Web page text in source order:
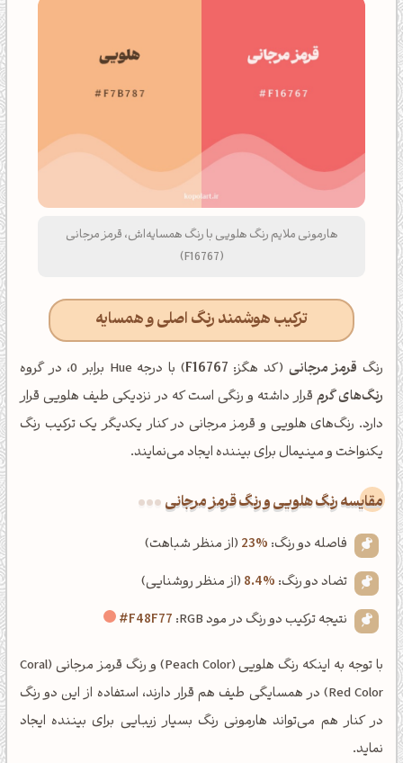
هارمونی ملایم رنگ هلویی با رنگ همسایه‌اش، قرمز مرجانی
(F16767)
ترکیب هوشمند رنگ اصلی و همسایه
رنگ قرمز مرجانی (کد هگز: F16767) با درجه Hue برابر 0، در گروه
رنگ‌های گرم قرار داشته و رنگی است که در نزدیکی طیف هلویی قرار
دارد. رنگ‌های هلویی و قرمز مرجانی در کنار یکدیگر یک ترکیب رنگ
یکنواخت و مینیمال برای بیننده ایجاد می‌نمایند.
‌مقایسه رنگ هلویی و رنگ قرمز مرجانی
فاصله دو رنگ: 23% (از منظر شباهت)
تضاد دو رنگ: 8.4% (از منظر روشنایی)
نتیجه ترکیب دو رنگ در مود RGB:
#F48F77
با توجه به اینکه رنگ هلویی (Peach Color) و رنگ قرمز مرجانی (Coral
Red Color) در همسایگی طیف هم قرار دارند، استفاده از این دو رنگ
در کنار هم می‌تواند هارمونی رنگ بسیار زیبایی برای بیننده ایجاد
نماید.